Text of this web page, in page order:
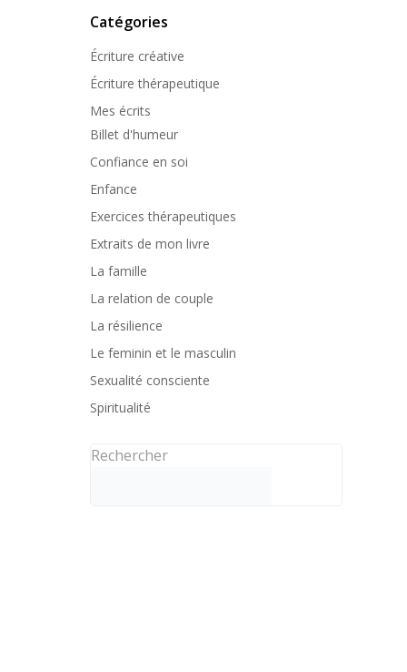
Catégories
Écriture créative
Écriture thérapeutique
Mes écrits
Billet d'humeur
Confiance en soi
Enfance
Exercices thérapeutiques
Extraits de mon livre
La famille
La relation de couple
La résilience
Le feminin et le masculin
Sexualité consciente
Spiritualité
Rechercher